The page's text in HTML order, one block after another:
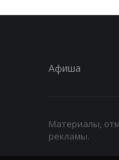
Афиша
Материалы,
рекламы.